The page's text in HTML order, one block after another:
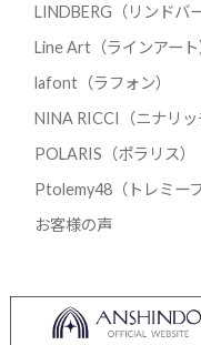
LINDBERG（リンドバー
Line Art（ラインアート
lafont（ラフォン）
NINA RICCI（ニナリッ
POLARIS（ポラリス）
Ptolemy48（トレミー
お客様の声